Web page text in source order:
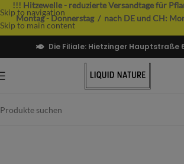
Skip to navigation
Skip to main content
!!! Hitzewelle - reduzierte Versandtage für
Montag - Donnerstag / nach DE und CH:
Die Filiale: Hietzinger Hauptstraße